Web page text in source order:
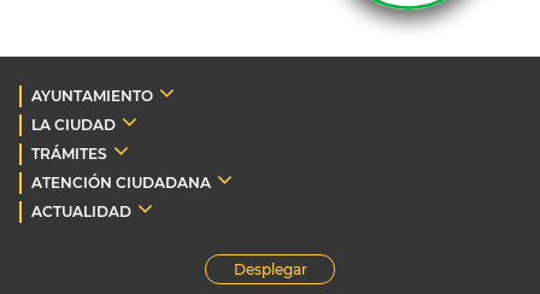
AYUNTAMIENTO
LA CIUDAD
TRÁMITES
ATENCIÓN CIUDADANA
ACTUALIDAD
Desplegar